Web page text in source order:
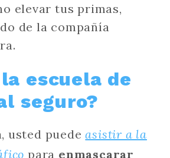
elevar tus primas,
de la compañía
escuela de
seguro?
usted puedeasistir a la
para enmascarar